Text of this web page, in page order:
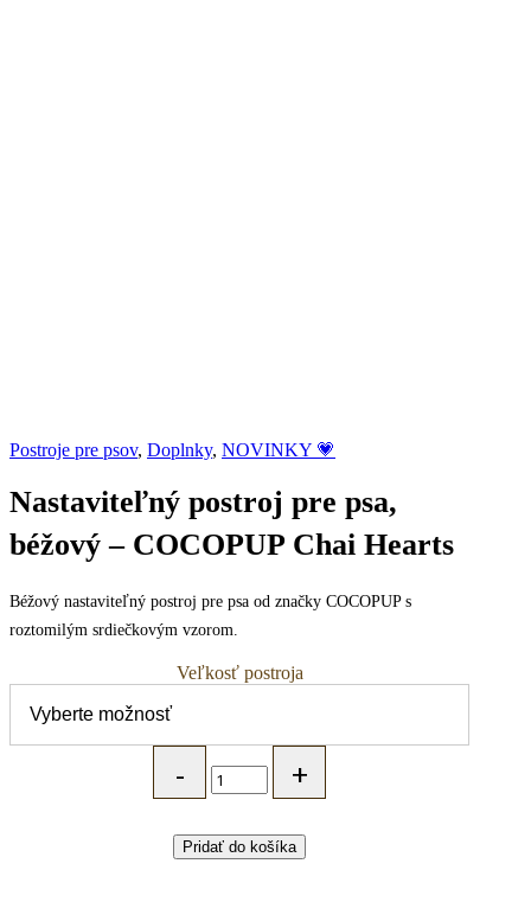
Postroje pre psov, Doplnky, NOVINKY 💗
Nastaviteľný postroj pre psa,
béžový – COCOPUP Chai Hearts
Béžový nastaviteľný postroj pre psa od značky COCOPUP s
roztomilým srdiečkovým vzorom.
Veľkosť postroja
postroj
pre
béžovýPridať do košíka